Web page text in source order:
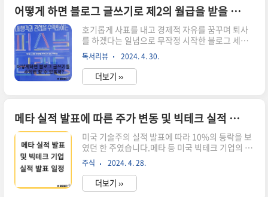
정말 다 맛있죠?!이렇게 맛있는 탄수화물을 다이어
트할 때 피해야하는 이유는 도대체 뭘까요? 탄수화
물은 우리몸의 구성성분이자 주 에너지원이 도 하
고, 뇌의 유일한 에너지원이기 때문에 반드시 일정
량을 섭취해주어야 합니다.그런데 우리가 흔히 탄
수화물 음식의 대표하고 하는 밥, 빵, 면, 시리얼 등
은 해당 음식을 만들기 ..
어떻게 하면 블로그 글쓰기로 제2의 월급을 받을 수 있을까?
호기롭게 사표를 내고 경제적 자유를 꿈꾸며 퇴사
를 하겠다는 일념으로 무작정 시작한 블로그 세상
에 관심을 갖고 알아가기 시작한 지 3개월이 되어
갑니다. 어떻게 애드센스 승인을 받았고 어떻게 하
면 블로그 글쓰기로 제2의 월급을 받을 수 있는지
에 대해 알아보겠습니다. 블로그 세상과 함께하게
랴 하루를 시작하고 보내는 일상, 여유롭게 쉬는 날
은 주말뿐..그러나 어디 좀 가려고하면 주말만 시간
이 나니 이리저리 사람에 치이고 그러다 보면 또다
시 출근하는 월요일이 오는 숨 막히는 이런 삶을 바
꿀 수 있는 방법이 없을까란 고민을 하다가 시간이
필요함을 알게 되었습니다. 자유로운 시간..그리고
돈.. 9시부터 18시까지 ..
독서리뷰 2024. 4. 30.
더보기 ››
메타 실적 발표에 따른 주가 변동 및 빅테크 실적 발표일 알아보기
미국 기술주의 실적 발표에 따라 10%의 등락을 보
였던 한 주였습니다.메타 등 미국 빅테크 기업의 실
적을 알아보고 AI 반도체 대장주인 엔비디아 등 아
직 실적을 발표하지 않은 미국 빅테크 기업들의 실
적 발표일은 언제인지 알아보겠습니다.메타 등 미
국 기술주들의 실적 발표에 따른 주가 움직임 주린
주식 2024. 4. 28.
더보기 ››